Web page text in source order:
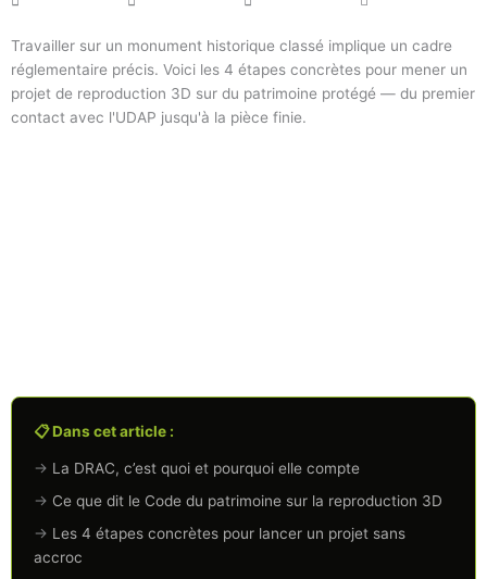
Travailler sur un monument historique classé implique un cadre
réglementaire précis. Voici les 4 étapes concrètes pour mener un
projet de reproduction 3D sur du patrimoine protégé — du premier
contact avec l'UDAP jusqu'à la pièce finie.
📋 Dans cet article :
→ La DRAC, c’est quoi et pourquoi elle compte
→ Ce que dit le Code du patrimoine sur la reproduction 3D
→ Les 4 étapes concrètes pour lancer un projet sans
accroc